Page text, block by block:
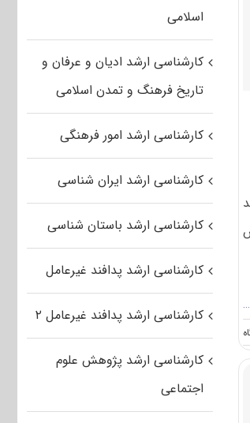
on
سوالات
و
اسلامی
کارشناسی ارشد ادیان و عرفان و
تاریخ فرهنگ و تمدن اسلامی
کارشناسی ارشد امور فرهنگی
کارشناسی ارشد ایران شناسی
کارشناسی ارشد باستان شناسی
کارشناسی ارشد پدافند غیرعامل
کارشناسی ارشد پدافند غیرعامل ۲
کارشناسی ارشد پژوهش علوم
اجتماعی